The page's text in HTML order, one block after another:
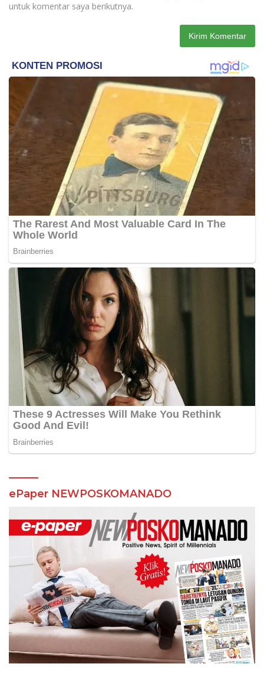
untuk komentar saya berikutnya.
ePaper NEWPOSKOMANADO